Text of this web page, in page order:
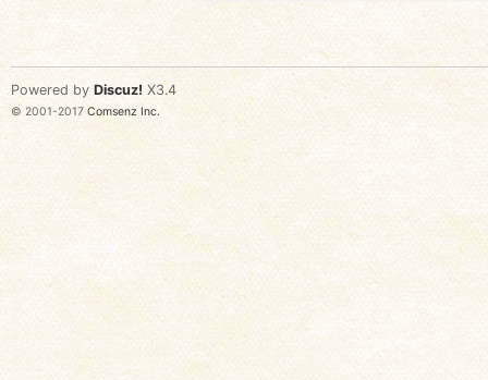
Powered by Discuz! X3.4
© 2001-2017 Comsenz Inc.